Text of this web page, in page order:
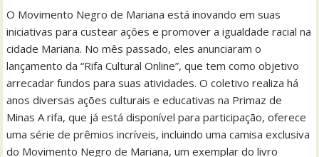
O Movimento Negro de Mariana está inovando em suas
iniciativas para custear ações e promover a igualdade racial na
cidade Mariana. No mês passado, eles anunciaram o
lançamento da “Rifa Cultural Online”, que tem como objetivo
arrecadar fundos para suas atividades. O coletivo realiza há
anos diversas ações culturais e educativas na Primaz de
Minas A rifa, que já está disponível para participação, oferece
uma série de prêmios incríveis, incluindo uma camisa exclusiva
do Movimento Negro de Mariana, um exemplar do livro